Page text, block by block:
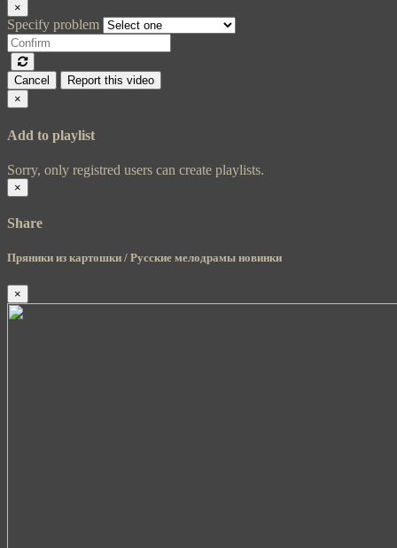
×
Specify problem
Cancel
Report this video
×
Add to playlist
Sorry, only registred users can create playlists.
×
Share
Пряники из картошки / Русские мелодрамы новинки
×